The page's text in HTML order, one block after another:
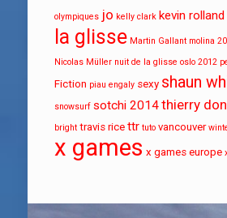
olympiques jo kelly clark kevin rolland
la glisse Martin Gallant molina
Nicolas Müller nuit de la glisse oslo 2012
Fiction piau engaly sexy shaun
snowsurf sotchi 2014thierry
bright travis rice ttr tuto vancouver
x games x games europe